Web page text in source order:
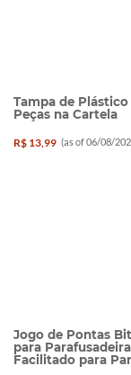
Tampa de
Peças na Cartela
R$ 13,99 (as of 06/08/
Jogo de Pontas
para
Facilitado para